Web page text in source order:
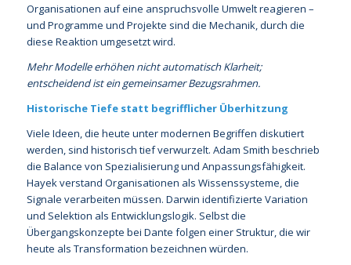
Organisationen auf eine anspruchsvolle Umwelt reagieren –
und Programme und Projekte sind die Mechanik, durch die
diese Reaktion umgesetzt wird.
Mehr Modelle erhöhen nicht automatisch Klarheit;
entscheidend ist ein gemeinsamer Bezugsrahmen.
Historische Tiefe statt begrifflicher Überhitzung
Viele Ideen, die heute unter modernen Begriffen diskutiert
werden, sind historisch tief verwurzelt. Adam Smith beschrieb
die Balance von Spezialisierung und Anpassungsfähigkeit.
Hayek verstand Organisationen als Wissenssysteme, die
Signale verarbeiten müssen. Darwin identifizierte Variation
und Selektion als Entwicklungslogik. Selbst die
Übergangskonzepte bei Dante folgen einer Struktur, die wir
heute als Transformation bezeichnen würden.